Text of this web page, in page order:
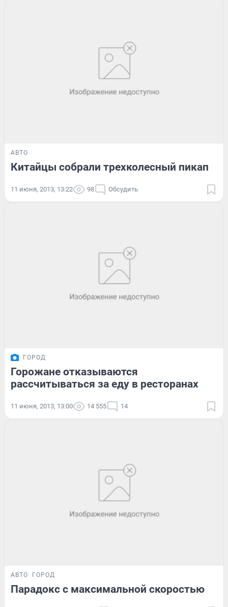
АВТО
Китайцы собрали трехколесный пикап
11 июня, 2013, 13:22 98 Обсудить
ГОРОД
Горожане отказываются
рассчитываться за еду в ресторанах
11 июня, 2013, 13:00 14 555 14
АВТО ГОРОД
Парадокс с максимальной скоростью